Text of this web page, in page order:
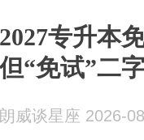
2027专升本
但“免试”二
朗威谈星座 2026-